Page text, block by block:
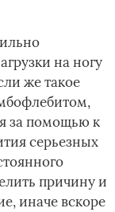
на ногу
же такое
за помощью к
серьезных
причину и
иначе вскоре